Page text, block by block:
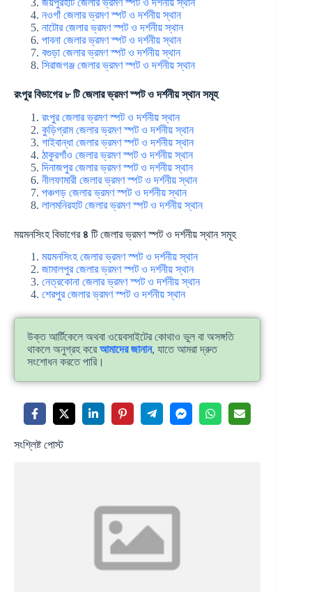
নওগাঁ জেলার ভ্রমণ স্পট ও দর্শনীয় স্থান
নাটোর জেলার ভ্রমণ স্পট ও দর্শনীয় স্থান
পাবনা জেলার ভ্রমণ স্পট ও দর্শনীয় স্থান
বগুড়া জেলার ভ্রমণ স্পট ও দর্শনীয় স্থান
সিরাজগঞ্জ জেলার ভ্রমণ স্পট ও দর্শনীয় স্থান
রংপুর বিভাগের ৮ টি জেলার ভ্রমণ স্পট ও দর্শনীয় স্থান সমূহ
রংপুর জেলার ভ্রমণ স্পট ও দর্শনীয় স্থান
কুড়িগ্রাম জেলার ভ্রমণ স্পট ও দর্শনীয় স্থান
গাইবান্ধা জেলার ভ্রমণ স্পট ও দর্শনীয় স্থান
ঠাকুরগাঁও জেলার ভ্রমণ স্পট ও দর্শনীয় স্থান
দিনাজপুর জেলার ভ্রমণ স্পট ও দর্শনীয় স্থান
নীলফামারী জেলার ভ্রমণ স্পট ও দর্শনীয় স্থান
পঞ্চগড় জেলার ভ্রমণ স্পট ও দর্শনীয় স্থান
লালমনিরহাট জেলার ভ্রমণ স্পট ও দর্শনীয় স্থান
ময়মনসিংহ বিভাগের ৪ টি জেলার ভ্রমণ স্পট ও দর্শনীয় স্থান সমূহ
ময়মনসিংহ জেলার ভ্রমণ স্পট ও দর্শনীয় স্থান
জামালপুর জেলার ভ্রমণ স্পট ও দর্শনীয় স্থান
নেত্রকোনা জেলার ভ্রমণ স্পট ও দর্শনীয় স্থান
শেরপুর জেলার ভ্রমণ স্পট ও দর্শনীয় স্থান
উক্ত আর্টিকেলে অথবা ওয়েবসাইটের কোথাও ভুল বা অসঙ্গতি
থাকলে অনুগ্রহ করেআমাদের জানান, যাতে আমরা দ্রুত
সংশোধন করতে পারি।
সংশ্লিষ্ট পোস্ট